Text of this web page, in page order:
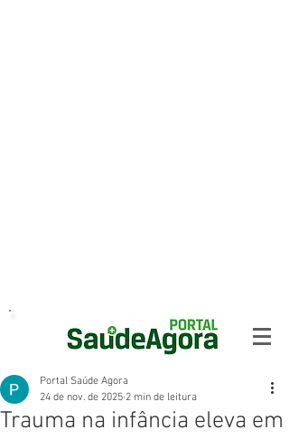
Trauma na infância eleva em
Portal Saúde Agora
24 de nov. de 2025 2 min de leitura